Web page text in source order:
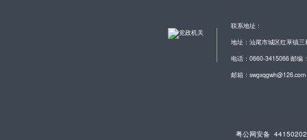
联系地址：
地址：汕尾市城区红草镇
电话：0660-3415066 邮编
邮箱：swgxqgwh@126.com
粤公网安备